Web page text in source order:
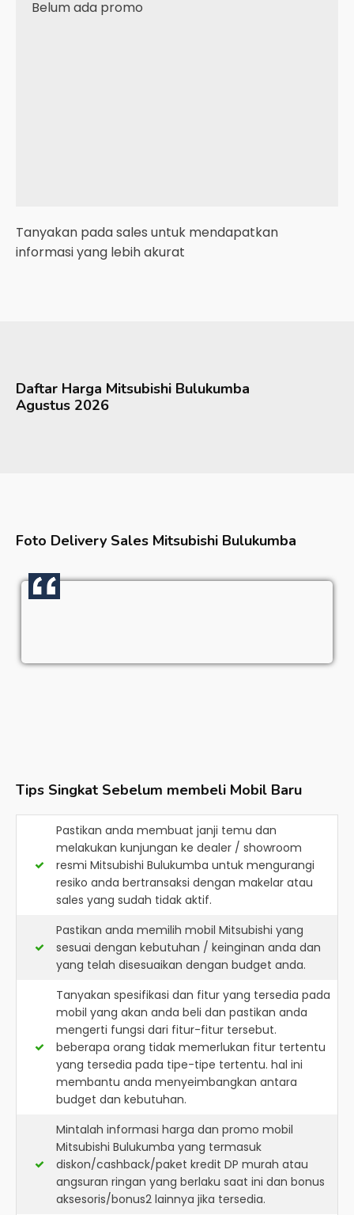
Belum ada promo
Tanyakan pada sales untuk mendapatkan
informasi yang lebih akurat
Daftar Harga Mitsubishi Bulukumba
Agustus 2026
Foto Delivery Sales Mitsubishi Bulukumba
Tips Singkat Sebelum membeli Mobil Baru
Pastikan anda membuat janji temu dan
melakukan kunjungan ke dealer / showroom
resmi Mitsubishi Bulukumba untuk mengurangi
resiko anda bertransaksi dengan makelar atau
sales yang sudah tidak aktif.
Pastikan anda memilih mobil Mitsubishi yang
sesuai dengan kebutuhan / keinginan anda dan
yang telah disesuaikan dengan budget anda.
Tanyakan spesifikasi dan fitur yang tersedia pada
mobil yang akan anda beli dan pastikan anda
mengerti fungsi dari fitur-fitur tersebut.
beberapa orang tidak memerlukan fitur tertentu
yang tersedia pada tipe-tipe tertentu. hal ini
membantu anda menyeimbangkan antara
budget dan kebutuhan.
Mintalah informasi harga dan promo mobil
Mitsubishi Bulukumba yang termasuk
diskon/cashback/paket kredit DP murah atau
angsuran ringan yang berlaku saat ini dan bonus
aksesoris/bonus2 lainnya jika tersedia.